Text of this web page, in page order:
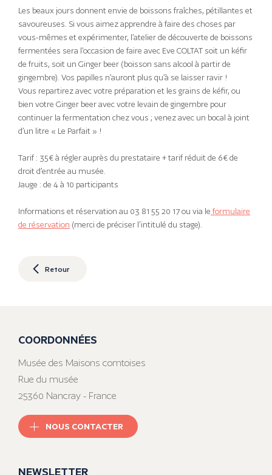
Les beaux jours donnent envie de boissons fraîches, pétillantes et
savoureuses. Si vous aimez apprendre à faire des choses par
vous-mêmes et expérimenter, l’atelier de découverte de boissons
fermentées sera l’occasion de faire avec Eve COLTAT soit un kéfir
de fruits, soit un Ginger beer (boisson sans alcool à partir de
gingembre). Vos papilles n’auront plus qu’à se laisser ravir !
Vous repartirez avec votre préparation et les grains de kéfir, ou
bien votre Ginger beer avec votre levain de gingembre pour
continuer la fermentation chez vous ; venez avec un bocal à joint
d’un litre « Le Parfait » !
Tarif : 35€ à régler auprès du prestataire + tarif réduit de 6€ de
droit d’entrée au musée.
Jauge : de 4 à 10 participants
Informations et réservation au 03 81 55 20 17 ou via le formulaire
de réservation (merci de préciser l’intitulé du stage).
Retour
COORDONNÉES
Musée des Maisons comtoises
Rue du musée
25360 Nancray - France
NOUS CONTACTER
NEWSLETTER